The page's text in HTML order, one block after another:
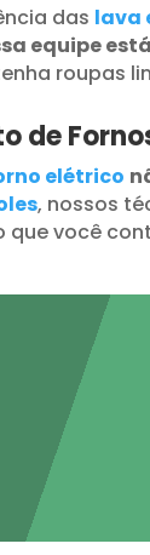
das lava
equipe
roupas
de
elétrico
, nossos
que você